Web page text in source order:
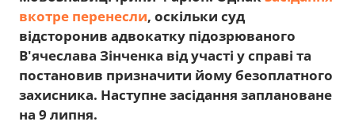
вкотре перенесли, оскільки суд
відсторонив адвокатку підозрюваного
В'ячеслава Зінченка від участі у справі та
постановив призначити йому безоплатного
захисника. Наступне засідання заплановане
на 9 липня.